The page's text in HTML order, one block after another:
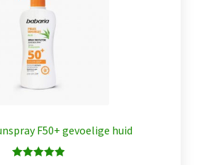
F50+ gevoelige huid